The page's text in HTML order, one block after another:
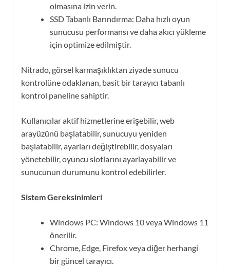
olmasına izin verin.
SSD Tabanlı Barındırma: Daha hızlı oyun
sunucusu performansı ve daha akıcı yükleme
için optimize edilmiştir.
Nitrado, görsel karmaşıklıktan ziyade sunucu
kontrolüne odaklanan, basit bir tarayıcı tabanlı
kontrol paneline sahiptir.
Kullanıcılar aktif hizmetlerine erişebilir, web
arayüzünü başlatabilir, sunucuyu yeniden
başlatabilir, ayarları değiştirebilir, dosyaları
yönetebilir, oyuncu slotlarını ayarlayabilir ve
sunucunun durumunu kontrol edebilirler.
Sistem Gereksinimleri
Windows PC: Windows 10 veya Windows 11
önerilir.
Chrome, Edge, Firefox veya diğer herhangi
bir güncel tarayıcı.